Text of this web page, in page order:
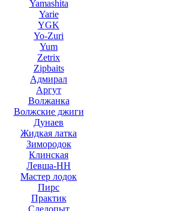
Yamashita
Yarie
YGK
Yo-Zuri
Yum
Zetrix
Zipbaits
Адмирал
Аргут
Волжанка
Волжские джиги
Дунаев
Жидкая латка
Зимородок
Клинская
Левша-НН
Мастер лодок
Пирс
Практик